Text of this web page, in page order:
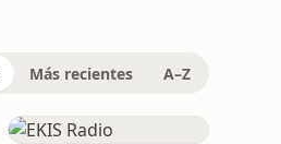
Más recientes A–Z